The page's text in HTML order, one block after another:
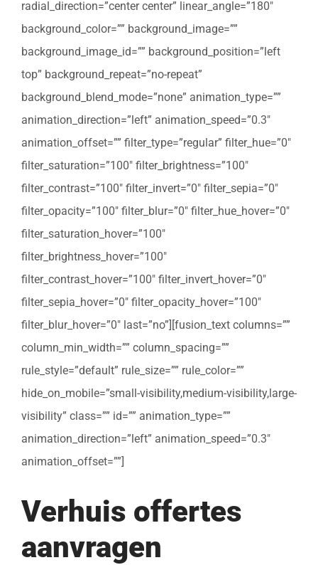
radial_direction=”center center” linear_angle=”180″
background_color=”” background_image=””
background_image_id=”” background_position=”left
top” background_repeat=”no-repeat”
background_blend_mode=”none” animation_type=””
animation_direction=”left” animation_speed=”0.3″
animation_offset=”” filter_type=”regular” filter_hue=”0″
filter_saturation=”100″ filter_brightness=”100″
filter_contrast=”100″ filter_invert=”0″ filter_sepia=”0″
filter_opacity=”100″ filter_blur=”0″ filter_hue_hover=”0″
filter_saturation_hover=”100″
filter_brightness_hover=”100″
filter_contrast_hover=”100″ filter_invert_hover=”0″
filter_sepia_hover=”0″ filter_opacity_hover=”100″
filter_blur_hover=”0″ last=”no”][fusion_text columns=””
column_min_width=”” column_spacing=””
rule_style=”default” rule_size=”” rule_color=””
hide_on_mobile=”small-visibility,medium-visibility,large-
visibility” class=”” id=”” animation_type=””
animation_direction=”left” animation_speed=”0.3″
animation_offset=””]
Verhuis offertes
aanvragen